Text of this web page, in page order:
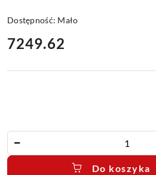
Dostępność: Mało
cena:
7249.62
Do koszyka